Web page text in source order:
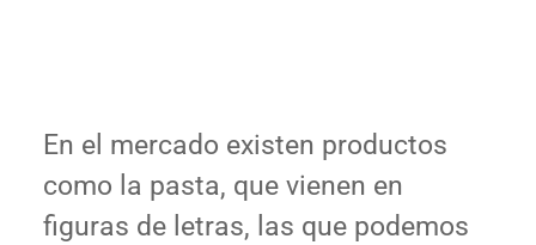
En el mercado existen productos
como la pasta, que vienen en
figuras de letras, las que podemos